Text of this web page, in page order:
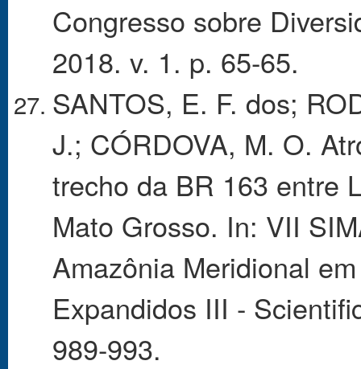
Congresso sobre
2018. v. 1. p. 65-65.
SANTOS, E. F. dos;
J.; CÓRDOVA, M. O.
trecho da BR 163 entre
Mato Grosso. In: VII
Amazônia Meridional
Expandidos III -
989-993.